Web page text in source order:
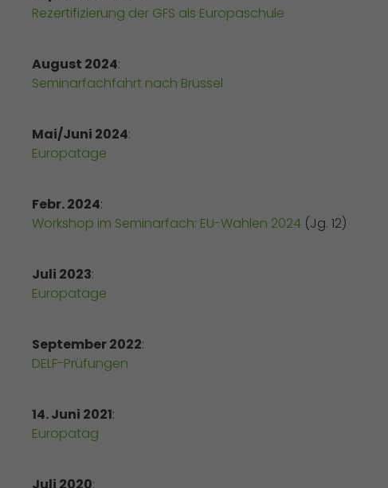
Rezertifizierung der GFS als Europaschule
August 2024:
Seminarfachfahrt nach Brüssel
Mai/Juni 2024:
Europatage
Febr. 2024:
Workshop im Seminarfach: EU-Wahlen 2024 (Jg. 12)
Juli 2023:
Europatage
September 2022:
DELF-Prüfungen
14. Juni 2021:
Europatag
Juli 2020: